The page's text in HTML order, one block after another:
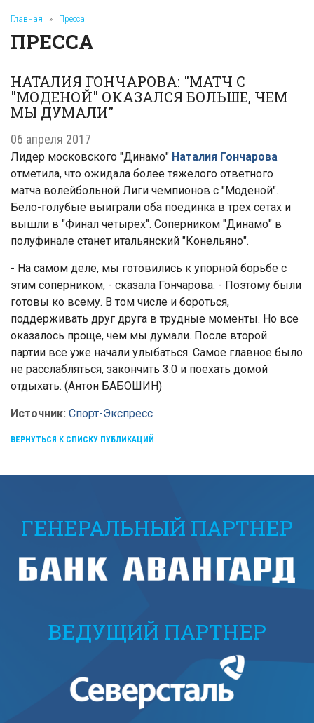
Главная » Пресса
ПРЕССА
НАТАЛИЯ ГОНЧАРОВА: "МАТЧ С
"МОДЕНОЙ" ОКАЗАЛСЯ БОЛЬШЕ, ЧЕМ
МЫ ДУМАЛИ"
06 апреля 2017
Лидер московского "Динамо" Наталия Гончарова
отметила, что ожидала более тяжелого ответного
матча волейбольной Лиги чемпионов с "Моденой".
Бело-голубые выиграли оба поединка в трех сетах и
вышли в "Финал четырех". Соперником "Динамо" в
полуфинале станет итальянский "Конельяно".
- На самом деле, мы готовились к упорной борьбе с
этим соперником, - сказала Гончарова. - Поэтому были
готовы ко всему. В том числе и бороться,
поддерживать друг друга в трудные моменты. Но все
оказалось проще, чем мы думали. После второй
партии все уже начали улыбаться. Самое главное было
не расслабляться, закончить 3:0 и поехать домой
отдыхать. (Антон БАБОШИН)
Источник: Спорт-Экспресс
ВЕРНУТЬСЯ К СПИСКУ ПУБЛИКАЦИЙ
ГЕНЕРАЛЬНЫЙ ПАРТНЕР
ВЕДУЩИЙ ПАРТНЕР